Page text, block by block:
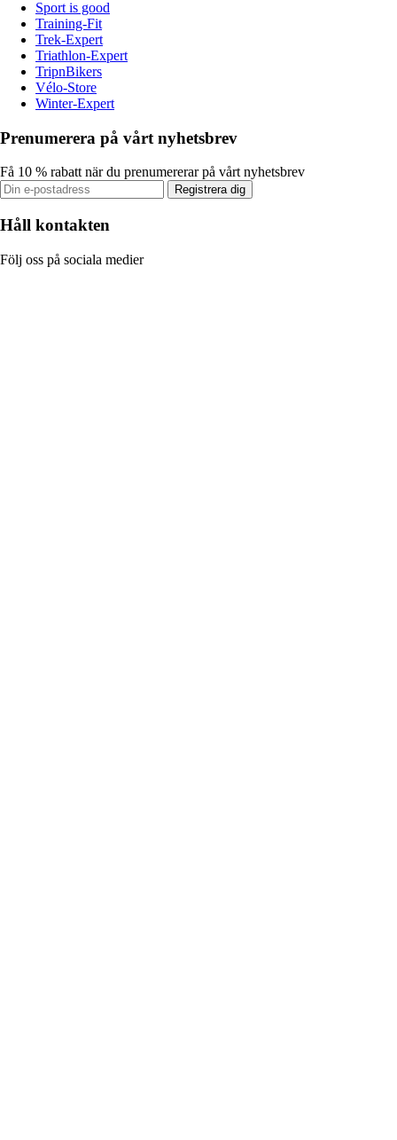
Sport is good
Training-Fit
Trek-Expert
Triathlon-Expert
TripnBikers
Vélo-Store
Winter-Expert
Prenumerera på vårt nyhetsbrev
Få 10 % rabatt när du prenumererar på vårt nyhetsbrev
Registrera dig
Håll kontakten
Följ oss på sociala medier